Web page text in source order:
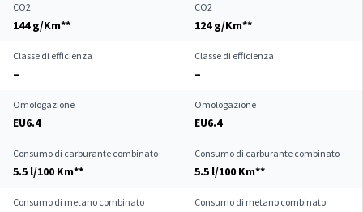
CO2
144 g/Km**
CO2
124 g/Km**
Classe di efficienza
–
Classe di efficienza
–
Omologazione
EU6.4
Omologazione
EU6.4
Consumo di carburante combinato
5.5 l/100 Km**
Consumo di carburante combinato
5.5 l/100 Km**
Consumo di metano combinato Consumo di metano combinato